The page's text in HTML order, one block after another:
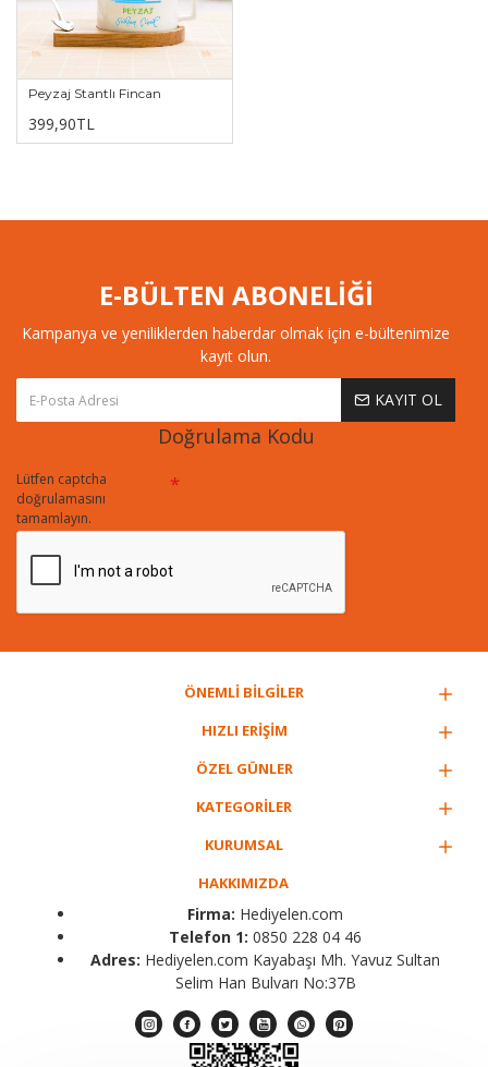
Peyzaj Stantlı Fincan
399,90TL
E-BÜLTEN ABONELİĞİ
Kampanya ve yeniliklerden haberdar olmak için e-bültenimize
kayıt olun.
KAYIT OL
Doğrulama Kodu
Lütfen captcha
doğrulamasını
tamamlayın.
ÖNEMLİ BİLGİLER
HIZLI ERİŞİM
ÖZEL GÜNLER
KATEGORİLER
KURUMSAL
HAKKIMIZDA
Firma: Hediyelen.com
Telefon 1: 0850 228 04 46
Adres: Hediyelen.com Kayabaşı Mh. Yavuz Sultan
Selim Han Bulvarı No:37B